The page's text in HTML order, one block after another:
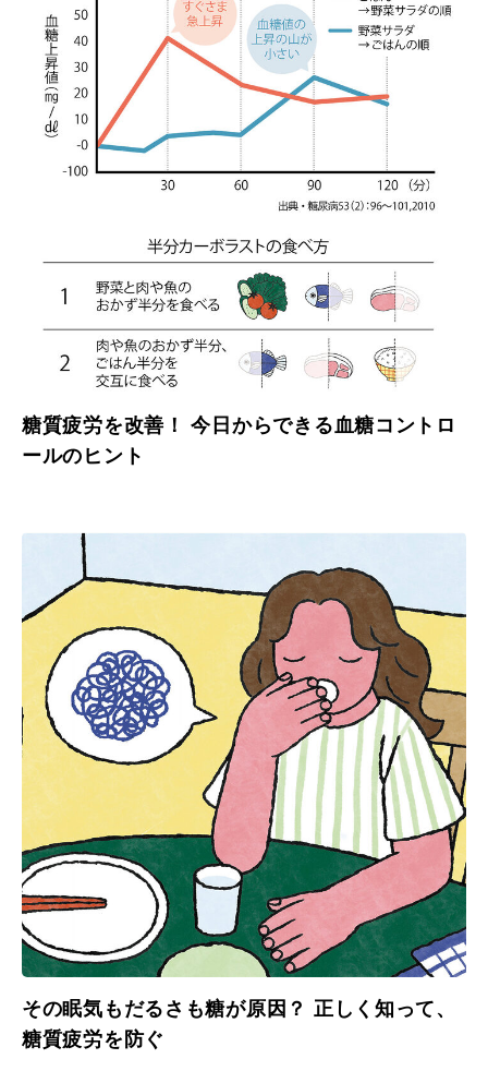
糖質疲労を改善！ 今日からできる血糖コントロ
ールのヒント
その眠気もだるさも糖が原因？ 正しく知って、
糖質疲労を防ぐ